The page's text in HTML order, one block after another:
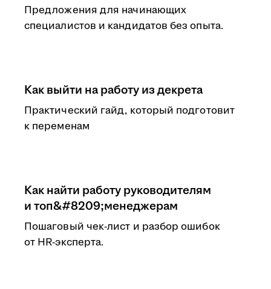
Предложения для начинающих
специалистов и кандидатов без опыта.
Как выйти на работу из декрета
Практический гайд, который подготовит
к переменам
Как найти работу руководителям
и топ&#8209;менеджерам
Пошаговый чек-лист и разбор ошибок
от HR-эксперта.